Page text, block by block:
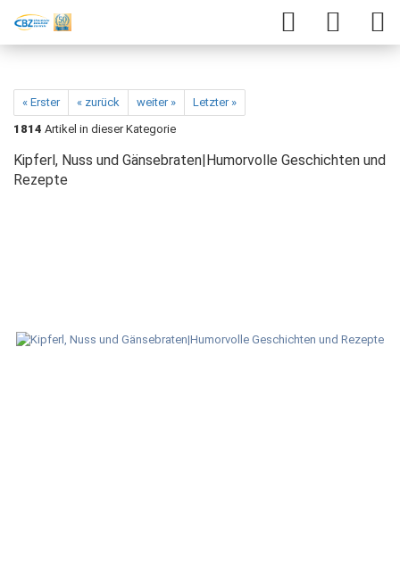
« Erster « zurück weiter »
Letzter »
1814 Artikel in dieser Kategorie
Kipferl, Nuss und Gänsebraten|Humorvolle Geschichten und
Rezepte